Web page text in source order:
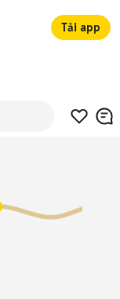
Tải app